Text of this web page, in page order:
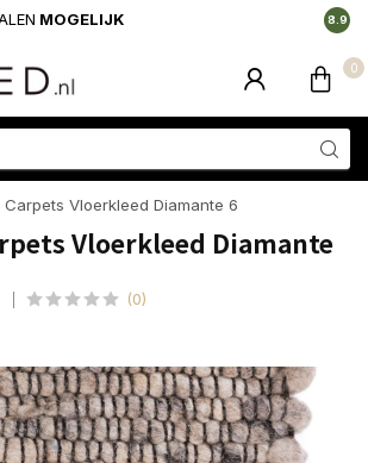
MOGELIJK 8.9
0
Carpets Vloerkleed Diamante 6
Vloerkleed Diamante
(0)